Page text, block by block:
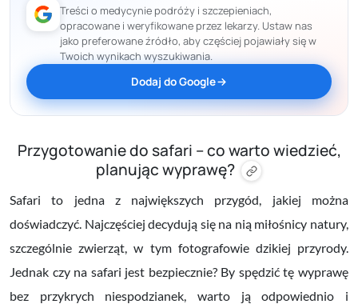
Treści o medycynie podróży i szczepieniach,
opracowane i weryfikowane przez lekarzy. Ustaw nas
jako preferowane źródło, aby częściej pojawiały się w
Twoich wynikach wyszukiwania.
Dodaj do Google
Przygotowanie do safari – co warto wiedzieć,
planując wyprawę?
Safari to jedna z największych przygód, jakiej można
doświadczyć. Najczęściej decydują się na nią miłośnicy natury,
szczególnie zwierząt, w tym fotografowie dzikiej przyrody.
Jednak czy na safari jest bezpiecznie? By spędzić tę wyprawę
bez przykrych niespodzianek, warto ją odpowiednio i